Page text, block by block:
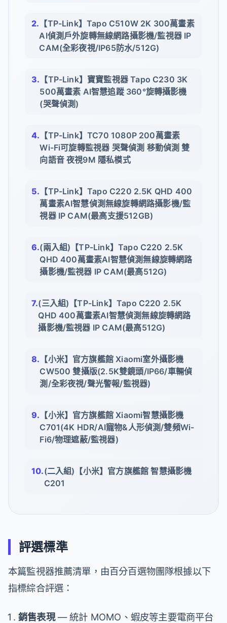
【TP-Link】Tapo C510W 2K 300萬畫素
AI偵測戶外旋轉無線網路攝影機/監視器 IP
CAM(全彩夜視/IP65防水/512G)
【TP-Link】寶寶監視器 Tapo C230 3K
500萬畫素 AI智慧追蹤 360°旋轉攝影機
(哭聲偵測)
【TP-Link】TC70 1080P 200萬畫素
Wi-Fi可旋轉監視器 哭聲偵測 移動偵測 雙
向語音 夜視9M 隱私模式
【TP-Link】Tapo C220 2.5K QHD 400
萬畫素AI智慧偵測無線旋轉網路攝影機/監
視器 IP CAM(最高支援512GB)
(兩入組)【TP-Link】Tapo C220 2.5K
QHD 400萬畫素AI智慧偵測無線旋轉網路
攝影機/監視器 IP CAM(最高512G)
(三入組)【TP-Link】Tapo C220 2.5K
QHD 400萬畫素AI智慧偵測無線旋轉網路
攝影機/監視器 IP CAM(最高512G)
【小米】官方旗艦館 Xiaomi室外攝影機
CW500 雙攝版(2.5K雙鏡頭/IP66/車輛偵
測/全彩夜視/聲光警報/監視器)
【小米】官方旗艦館 Xiaomi智慧攝影機
C701(4K HDR/AI寵物&人形偵測/雙頻Wi-
Fi6/物理遮蔽/監視器)
(二入組)【小米】官方旗艦館 智慧攝影機
C201
評選標準
本篇監視器推薦清單，由百分百選物團隊根據以下
指標綜合評選：
銷售表現— 統計 MOMO、蝦皮等主要電商平台